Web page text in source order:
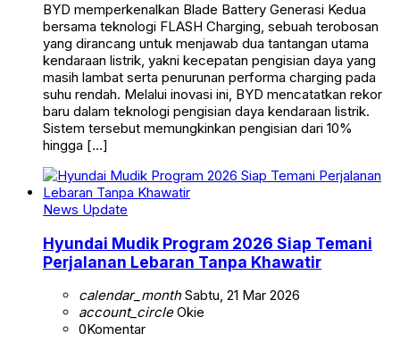
BYD memperkenalkan Blade Battery Generasi Kedua
bersama teknologi FLASH Charging, sebuah terobosan
yang dirancang untuk menjawab dua tantangan utama
kendaraan listrik, yakni kecepatan pengisian daya yang
masih lambat serta penurunan performa charging pada
suhu rendah. Melalui inovasi ini, BYD mencatatkan rekor
baru dalam teknologi pengisian daya kendaraan listrik.
Sistem tersebut memungkinkan pengisian dari 10%
hingga […]
News Update
Hyundai Mudik Program 2026 Siap Temani
Perjalanan Lebaran Tanpa Khawatir
calendar_monthSabtu, 21 Mar 2026
account_circleOkie
0Komentar